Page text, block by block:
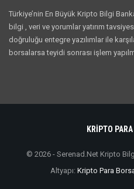
Türkiye’nin En Büyük Kripto Bilgi
bilgi , veri ve yorumlar yatırım
doğruluğu entegre yazılımlar ile
borsalarsa teyidi sonrası işlem
KRİPTO
© 2026 - Serenad.Net Kripto
Altyapı: Kripto Para